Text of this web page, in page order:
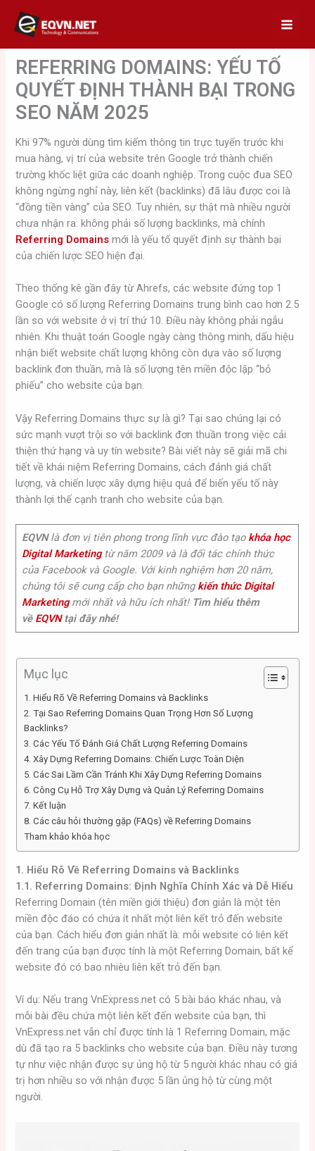
content
REFERRING DOMAINS: YẾU TỐ
QUYẾT ĐỊNH THÀNH BẠI TRONG
SEO NĂM 2025
Khi 97% người dùng tìm kiếm thông tin trực tuyến trước khi
mua hàng, vị trí của website trên Google trở thành chiến
trường khốc liệt giữa các doanh nghiệp. Trong cuộc đua SEO
không ngừng nghỉ này, liên kết (backlinks) đã lâu được coi là
“đồng tiền vàng” của SEO. Tuy nhiên, sự thật mà nhiều người
chưa nhận ra: không phải số lượng backlinks, mà chính
Referring Domains mới là yếu tố quyết định sự thành bại
của chiến lược SEO hiện đại.
Theo thống kê gần đây từ Ahrefs, các website đứng top 1
Google có số lượng Referring Domains trung bình cao hơn 2.5
lần so với website ở vị trí thứ 10. Điều này không phải ngẫu
nhiên. Khi thuật toán Google ngày càng thông minh, dấu hiệu
nhận biết website chất lượng không còn dựa vào số lượng
backlink đơn thuần, mà là số lượng tên miền độc lập “bỏ
phiếu” cho website của bạn.
Vậy Referring Domains thực sự là gì? Tại sao chúng lại có
sức mạnh vượt trội so với backlink đơn thuần trong việc cải
thiện thứ hạng và uy tín website? Bài viết này sẽ giải mã chi
tiết về khái niệm Referring Domains, cách đánh giá chất
lượng, và chiến lược xây dựng hiệu quả để biến yếu tố này
thành lợi thế cạnh tranh cho website của bạn.
EQVNlà đơn vị tiên phong trong lĩnh vực đào tạo khóa học
Digital Marketingtừ năm 2009 và là đối tác chính thức
của Facebook và Google. Với kinh nghiệm hơn 20 năm,
chúng tôi sẽ cung cấp cho bạn những kiến thức Digital
Marketingmới nhất và hữu ích nhất! Tìm hiểu thêm
về EQVNtại đây nhé!
Mục lục
1. Hiểu Rõ Về Referring Domains và Backlinks
2. Tại Sao Referring Domains Quan Trọng Hơn Số Lượng
Backlinks?
3. Các Yếu Tố Đánh Giá Chất Lượng Referring Domains
4. Xây Dựng Referring Domains: Chiến Lược Toàn Diện
5. Các Sai Lầm Cần Tránh Khi Xây Dựng Referring Domains
6. Công Cụ Hỗ Trợ Xây Dựng và Quản Lý Referring Domains
7. Kết luận
8. Các câu hỏi thường gặp (FAQs) về Referring Domains
Tham khảo khóa học
1. Hiểu Rõ Về Referring Domains và Backlinks
1.1. Referring Domains: Định Nghĩa Chính Xác và Dễ Hiểu
Referring Domain (tên miền giới thiệu) đơn giản là một tên
miền độc đáo có chứa ít nhất một liên kết trỏ đến website
của bạn. Cách hiểu đơn giản nhất là: mỗi website có liên kết
đến trang của bạn được tính là một Referring Domain, bất kể
website đó có bao nhiêu liên kết trỏ đến bạn.
Ví dụ: Nếu trang VnExpress.net có 5 bài báo khác nhau, và
mỗi bài đều chứa một liên kết đến website của bạn, thì
VnExpress.net vẫn chỉ được tính là 1 Referring Domain, mặc
dù đã tạo ra 5 backlinks cho website của bạn. Điều này tương
tự như việc nhận được sự ủng hộ từ 5 người khác nhau có giá
trị hơn nhiều so với nhận được 5 lần ủng hộ từ cùng một
người.